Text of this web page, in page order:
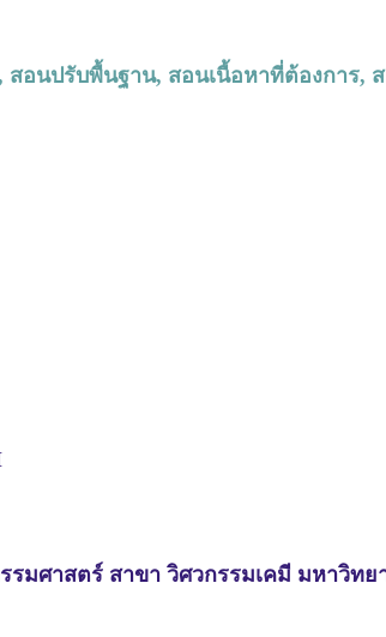
อนปรับพื้นฐาน, สอนเนื้อหาที่ต้องการ,
ศาสตร์ สาขา วิศวกรรมเคมี มหาวิทย